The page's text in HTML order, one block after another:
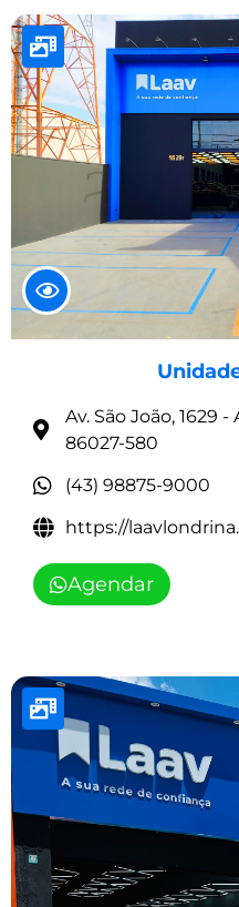
Av. São João, 1629
86027-580
(43) 98875-9000
https://
Agendar